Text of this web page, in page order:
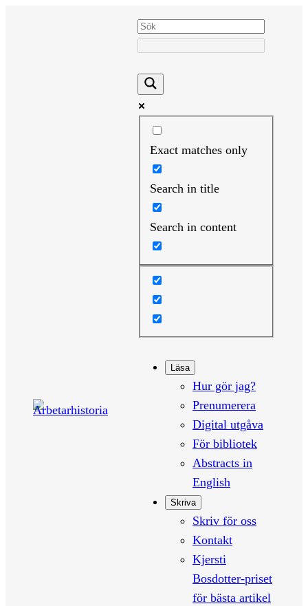
Exact matches only
Search in title
Search in content
Läsa
Hur gör jag?
Prenumerera
Digital utgåva
För bibliotek
Abstracts in
English
Skriva
Skriv för oss
Kontakt
Kjersti
Bosdotter-priset
för bästa artikel